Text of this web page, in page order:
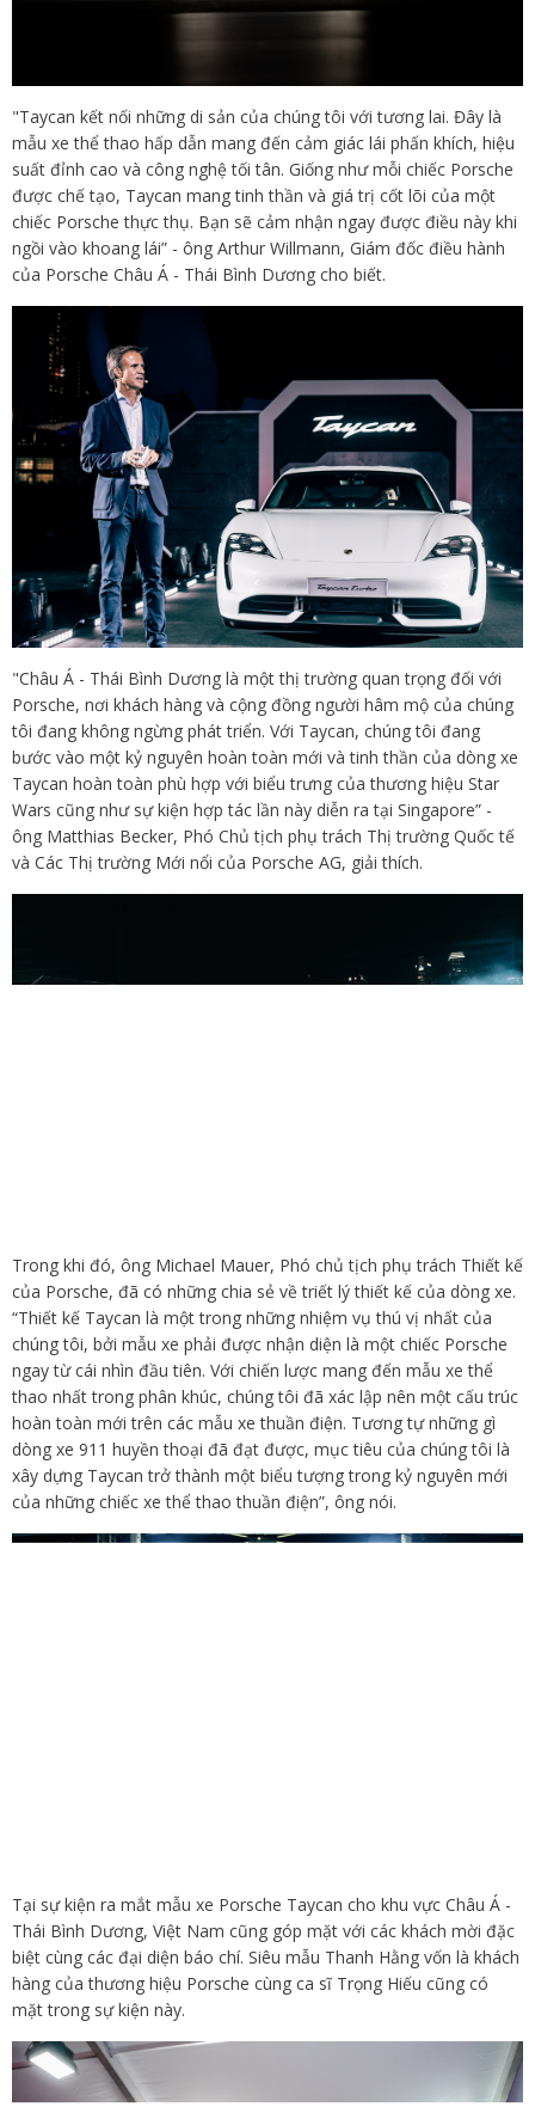
"Taycan kết nối những di sản của chúng tôi với tương lai. Đây là
mẫu xe thể thao hấp dẫn mang đến cảm giác lái phấn khích, hiệu
suất đỉnh cao và công nghệ tối tân. Giống như mỗi chiếc Porsche
được chế tạo, Taycan mang tinh thần và giá trị cốt lõi của một
chiếc Porsche thực thụ. Bạn sẽ cảm nhận ngay được điều này khi
ngồi vào khoang lái” - ông Arthur Willmann, Giám đốc điều hành
của Porsche Châu Á - Thái Bình Dương cho biết.
"Châu Á - Thái Bình Dương là một thị trường quan trọng đối với
Porsche, nơi khách hàng và cộng đồng người hâm mộ của chúng
tôi đang không ngừng phát triển. Với Taycan, chúng tôi đang
bước vào một kỷ nguyên hoàn toàn mới và tinh thần của dòng xe
Taycan hoàn toàn phù hợp với biểu trưng của thương hiệu Star
Wars cũng như sự kiện hợp tác lần này diễn ra tại Singapore” -
ông Matthias Becker, Phó Chủ tịch phụ trách Thị trường Quốc tế
và Các Thị trường Mới nổi của Porsche AG, giải thích.
Trong khi đó, ông Michael Mauer, Phó chủ tịch phụ trách Thiết kế
của Porsche, đã có những chia sẻ về triết lý thiết kế của dòng xe.
“Thiết kế Taycan là một trong những nhiệm vụ thú vị nhất của
chúng tôi, bởi mẫu xe phải được nhận diện là một chiếc Porsche
ngay từ cái nhìn đầu tiên. Với chiến lược mang đến mẫu xe thể
thao nhất trong phân khúc, chúng tôi đã xác lập nên một cấu trúc
hoàn toàn mới trên các mẫu xe thuần điện. Tương tự những gì
dòng xe 911 huyền thoại đã đạt được, mục tiêu của chúng tôi là
xây dựng Taycan trở thành một biểu tượng trong kỷ nguyên mới
của những chiếc xe thể thao thuần điện”, ông nói.
Tại sự kiện ra mắt mẫu xe Porsche Taycan cho khu vực Châu Á -
Thái Bình Dương, Việt Nam cũng góp mặt với các khách mời đặc
biệt cùng các đại diện báo chí. Siêu mẫu Thanh Hằng vốn là khách
hàng của thương hiệu Porsche cùng ca sĩ Trọng Hiếu cũng có
mặt trong sự kiện này.